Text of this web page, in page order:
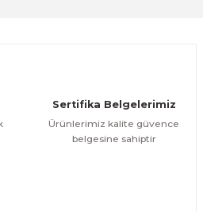
alternatifler olmalı.Sertifika Belgelerimiz
Ürünlerimiz kalite güvence
belgesine sahiptir